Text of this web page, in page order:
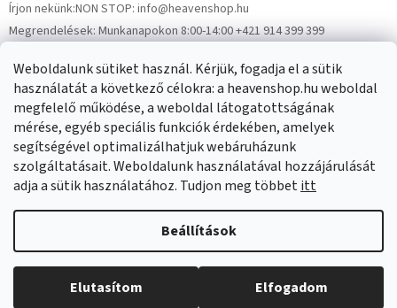
Weboldalunk sütiket használ. Kérjük, fogadja el a sütik
használatát a következő célokra: a heavenshop.hu weboldal
megfelelő működése, a weboldal látogatottságának
mérése, egyéb speciális funkciók érdekében, amelyek
segítségével optimalizálhatjuk webáruházunk
szolgáltatásait. Weboldalunk használatával hozzájárulását
adja a sütik használatához. Tudjon meg többetitt
Beállítások
Elutasítom Elfogadom
Írjon nekünk:NON STOP: info@heavenshop.hu
Megrendelések:Munkanapokon 8:00-14:00 +421 914 399 399
FacebookHeavenShop.sk
Eredményeink